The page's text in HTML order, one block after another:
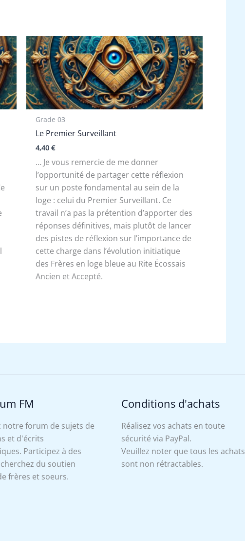
Grade 03
Le Premier Surveillant
4,40€
… Je vous remercie de me donner
l’opportunité de partager cette réflexion
sur un poste fondamental au sein de la
loge : celui du Premier Surveillant. Ce
travail n’a pas la prétention d’apporter des
réponses définitives, mais plutôt de lancer
des pistes de réflexion sur l’importance de
cette charge dans l’évolution initiatique
des Frères en loge bleue au Rite Écossais
Ancien et Accepté.
FM
notre forum de sujets de
et d'écrits
Participez à des
du soutien
frères et soeurs.
Conditions d'achats
Réalisez vos achats en toute
sécurité via PayPal.
Veuillez noter que tous les achats
sont non rétractables.